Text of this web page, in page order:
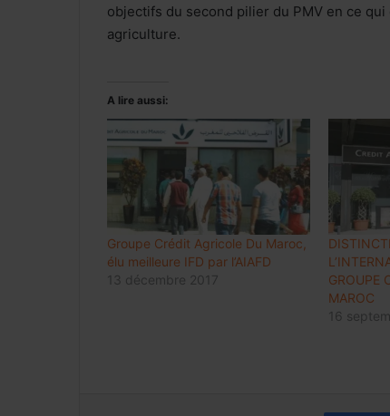
objectifs du second pilier du PMV en ce
agriculture.
A lire aussi:
Groupe Crédit Agricole Du Maroc,
élu meilleure IFD par l’AIAFD
13 décembre 2017
GROUPE
MAROC
16